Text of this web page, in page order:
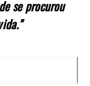
se procurou